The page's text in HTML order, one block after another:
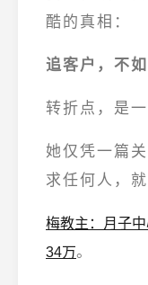
酷的真相：
追客户，不
转折点，是
她仅凭一篇
求任何人，
梅教主：月子
34万。